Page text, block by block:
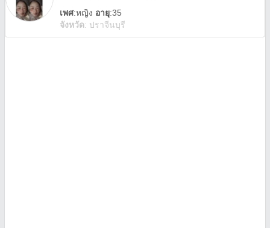
เพศ:หญิง อายุ:35
จังหวัด: ปราจีนบุรี